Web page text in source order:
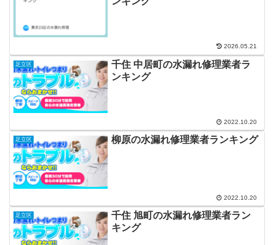
2026.05.21
足立区
千住 中居町の水漏れ修理業者ラ
ンキング
2022.10.20
足立区 柳原の水漏れ修理業者ランキング
2022.10.20
足立区
千住 旭町の水漏れ修理業者ラン
キング